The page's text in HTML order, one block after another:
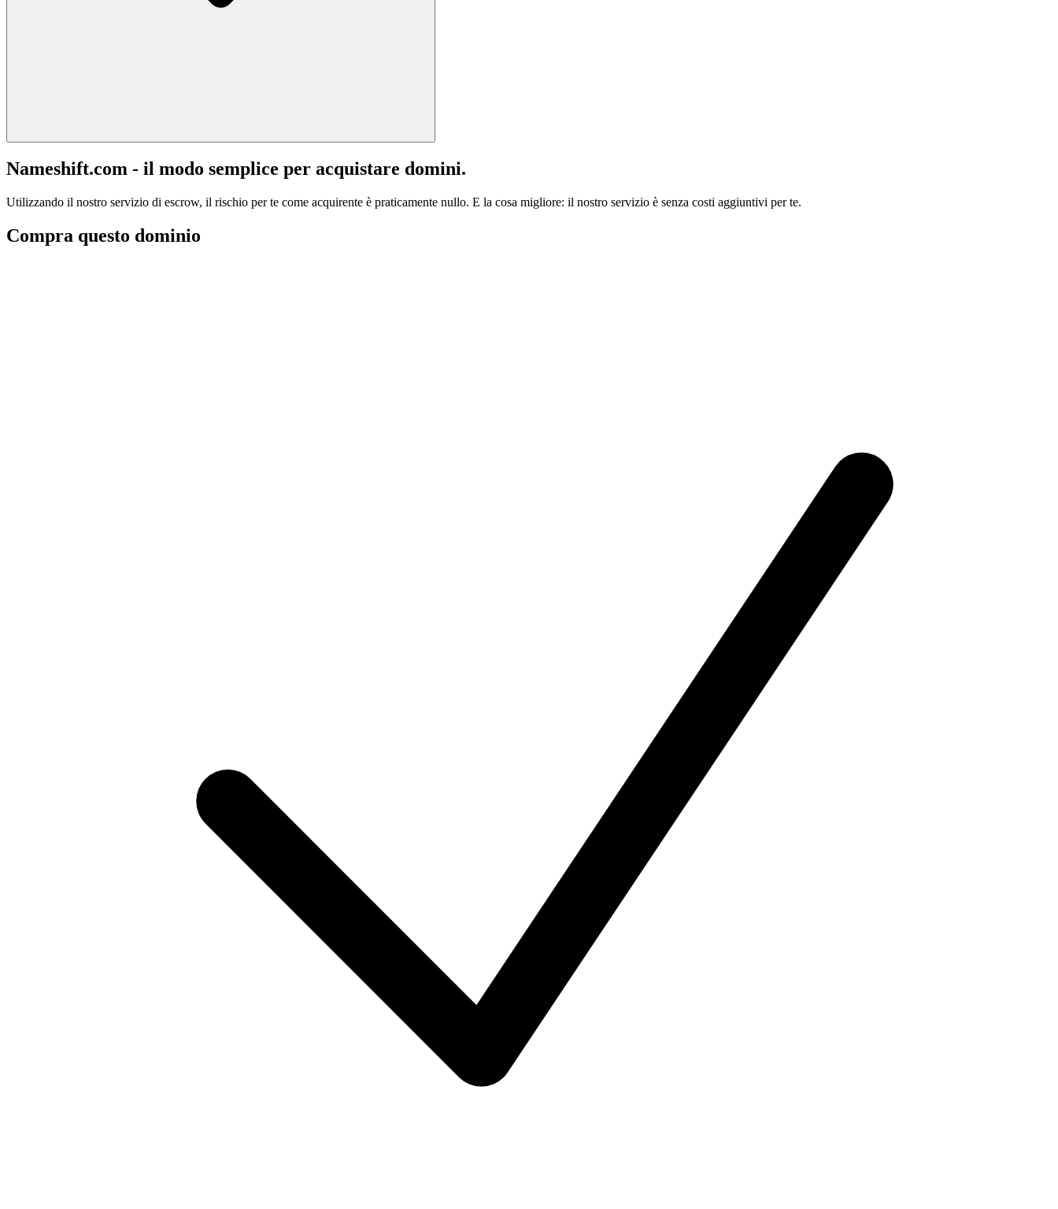
Nameshift.com - il modo semplice per acquistare domini.
Utilizzando il nostro servizio di escrow, il rischio per te come acquirente è praticamente nullo. E la cosa migliore: il nostro servizio è senza costi aggiuntivi per te.
Compra questo dominio